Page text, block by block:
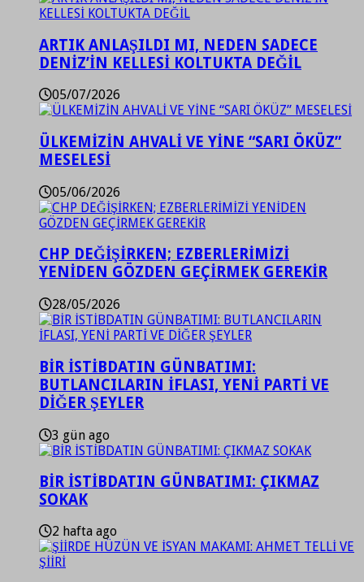
ARTIK ANLAŞILDI MI, NEDEN SADECE
DENİZ’İN KELLESİ KOLTUKTA DEĞİL
05/07/2026
ÜLKEMİZİN AHVALİ VE YİNE “SARI ÖKÜZ”
MESELESİ
05/06/2026
CHP DEĞİŞİRKEN; EZBERLERİMİZİ
YENİDEN GÖZDEN GEÇİRMEK GEREKİR
28/05/2026
BİR İSTİBDATIN GÜNBATIMI:
BUTLANCILARIN İFLASI, YENİ PARTİ VE
DİĞER ŞEYLER
3 gün ago
BİR İSTİBDATIN GÜNBATIMI: ÇIKMAZ
SOKAK
2 hafta ago